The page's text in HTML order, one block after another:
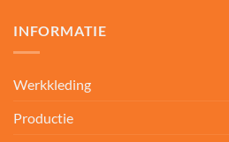
INFORMATIE
Werkkleding
Productie